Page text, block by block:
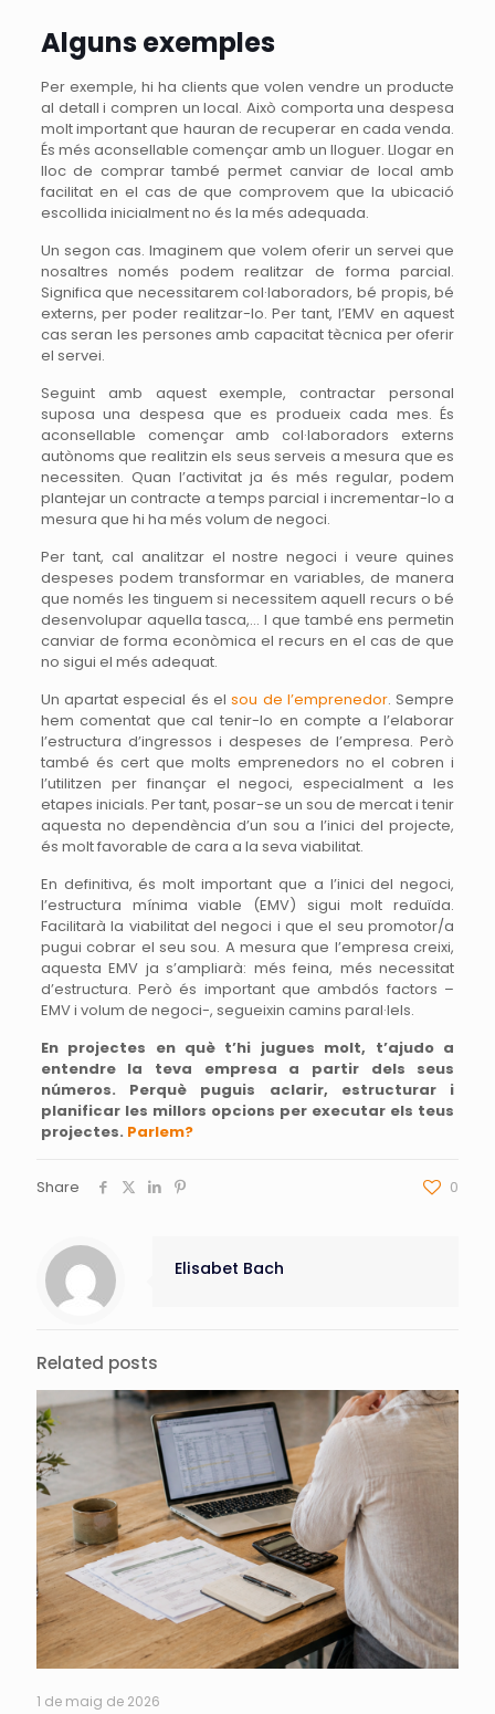
Alguns exemples
Per exemple, hi ha clients que volen vendre un producte
al detall i compren un local. Això comporta una despesa
molt important que hauran de recuperar en cada venda.
És més aconsellable començar amb un lloguer. Llogar en
lloc de comprar també permet canviar de local amb
facilitat en el cas de que comprovem que la ubicació
escollida inicialment no és la més adequada.
Un segon cas. Imaginem que volem oferir un servei que
nosaltres només podem realitzar de forma parcial.
Significa que necessitarem col·laboradors, bé propis, bé
externs, per poder realitzar-lo. Per tant, l’EMV en aquest
cas seran les persones amb capacitat tècnica per oferir
el servei.
Seguint amb aquest exemple, contractar personal
suposa una despesa que es produeix cada mes. És
aconsellable començar amb col·laboradors externs
autònoms que realitzin els seus serveis a mesura que es
necessiten. Quan l’activitat ja és més regular, podem
plantejar un contracte a temps parcial i incrementar-lo a
mesura que hi ha més volum de negoci.
Per tant, cal analitzar el nostre negoci i veure quines
despeses podem transformar en variables, de manera
que només les tinguem si necessitem aquell recurs o bé
desenvolupar aquella tasca,… I que també ens permetin
canviar de forma econòmica el recurs en el cas de que
no sigui el més adequat.
Un apartat especial és elsou de l’emprenedor. Sempre
hem comentat que cal tenir-lo en compte a l’elaborar
l’estructura d’ingressos i despeses de l’empresa. Però
també és cert que molts emprenedors no el cobren i
l’utilitzen per finançar el negoci, especialment a les
etapes inicials. Per tant, posar-se un sou de mercat i tenir
aquesta no dependència d’un sou a l’inici del projecte,
és molt favorable de cara a la seva viabilitat.
En definitiva, és molt important que a l’inici del negoci,
l’estructura mínima viable (EMV) sigui molt reduïda.
Facilitarà la viabilitat del negoci i que el seu promotor/a
pugui cobrar el seu sou. A mesura que l’empresa creixi,
aquesta EMV ja s’ampliarà: més feina, més necessitat
d’estructura. Però és important que ambdós factors –
EMV i volum de negoci-, segueixin camins paral·lels.
En projectes en què t’hi jugues molt, t’ajudo a
entendre la teva empresa a partir dels seus
números. Perquè puguis aclarir, estructurar i
planificar les millors opcions per executar els teus
projectes. Parlem?
Share 0
Elisabet Bach
Related posts
1 de maig de 2026